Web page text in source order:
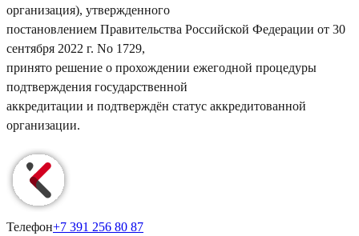
организация), утвержденного
постановлением Правительства Российской Федерации от 30
сентября 2022 г. No 1729,
принято решение о прохождении ежегодной процедуры
подтверждения государственной
аккредитации и подтверждён статус аккредитованной
организации.
Телефон+7 391 256 80 87